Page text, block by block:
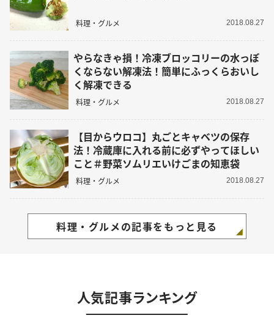
料理・グルメ 2018.08.27
やらなきゃ損！冷凍ブロッコリーの水っぽ
くならない解凍法！簡単にふっくらおいし
く解凍できる
料理・グルメ 2018.08.27
【目からウロコ】丸ごとキャベツの保存
法！冷蔵庫に入れる前に必ずやってほしい
こと＃野菜ソムリエいけごまの知恵袋
料理・グルメ 2018.08.27
料理・グルメの記事をもっと見る
人気記事ランキング